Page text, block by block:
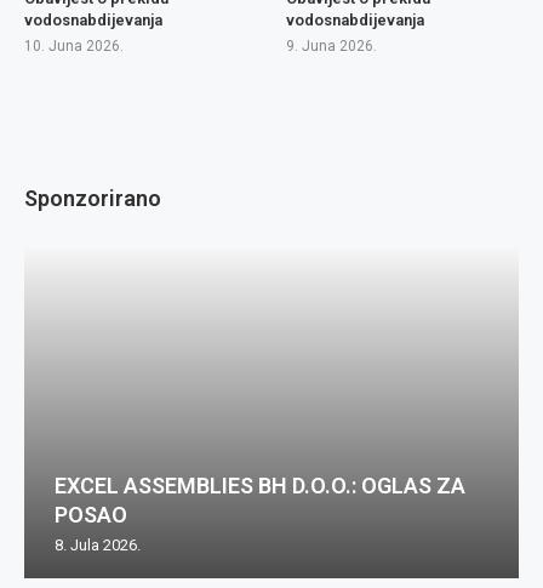
vodosnabdijevanja
10. Juna 2026.
vodosnabdijevanja
9. Juna 2026.
Sponzorirano
EXCEL ASSEMBLIES BH D.O.O.: OGLAS ZA
POSAO
8. Jula 2026.